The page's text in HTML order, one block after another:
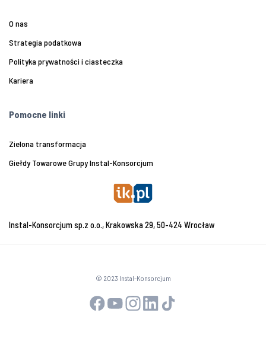
O nas
Strategia podatkowa
Polityka prywatności i ciasteczka
Kariera
Pomocne linki
Zielona transformacja
Giełdy Towarowe Grupy Instal-Konsorcjum
Instal-Konsorcjum sp.z o.o., Krakowska 29, 50-424 Wrocław
© 2023 Instal-Konsorcjum